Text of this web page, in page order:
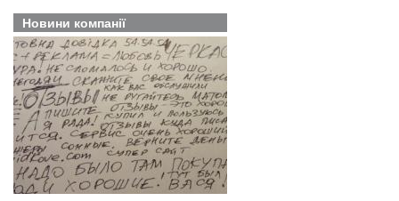
Новини компанії